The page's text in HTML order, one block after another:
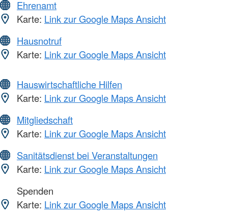
Ehrenamt
Karte: Link zur Google Maps Ansicht
Hausnotruf
Karte: Link zur Google Maps Ansicht
Hauswirtschaftliche Hilfen
Karte: Link zur Google Maps Ansicht
Mitgliedschaft
Karte: Link zur Google Maps Ansicht
Sanitätsdienst bei Veranstaltungen
Karte: Link zur Google Maps Ansicht
Spenden
Karte: Link zur Google Maps Ansicht